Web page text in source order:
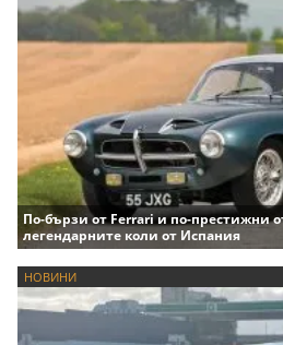
По-бързи от Ferrari и по-престижни
легендарните коли от Испания
НОВИНИ